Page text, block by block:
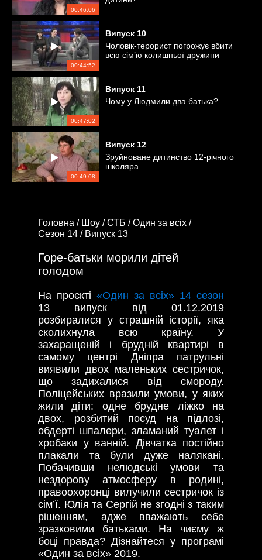
00:46:06
00:44:52
Випуск 10
Чоловік-терорист погрожує вбити
всю сім’ю колишньої дружини
00:47:02
Випуск 11
Чому у Людмили два батька?
00:49:08
Випуск 12
Зруйноване дитинство 12-річного
школяра
Головна / Шоу /СТБ /Один за всіх /
Сезон 14 / Випуск 13
Горе-батьки морили дітей
голодом
На проєкті «Один за всіх» 14 сезон
13 випуск від 01.12.2019
розбиралися у страшній історії, яка
сколихнула всю країну. У
захаращеній і брудній квартирі в
самому центрі Дніпра патрульні
виявили двох маленьких сестричок,
що задихалися від смороду.
Поліцейських вразили умови, у яких
жили діти: одне брудне ліжко на
двох, розбитий посуд на підлозі,
обдерті шпалери, зламаний туалет і
хробаки у ванній. Дівчатка постійно
плакали та були дуже налякані.
Побачивши нелюдські умови та
нездорову атмосферу в родині,
правоохоронці вилучили сестричок із
сім’ї. Юлія та Сергій не згодні з таким
рішенням, адже вважають себе
зразковими батьками. На чиєму ж
боці правда? Дізнайтеся у програмі
«Один за всіх» 2019.